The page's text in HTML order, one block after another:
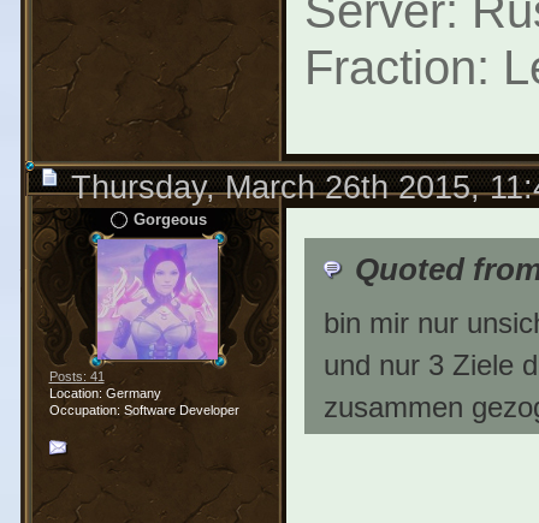
Fraction:
Thursday, March 26th 2015,
Gorgeous
Posts: 41
Location: Germany
Occupation: Software Developer
Quoted
bin mir nur
und nur 3 Ziele
zusammen